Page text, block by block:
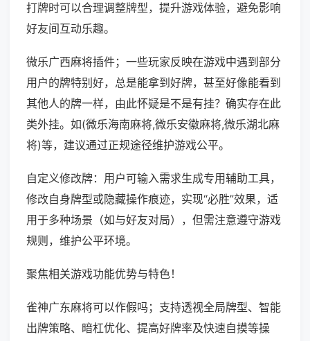
打牌时可以合理调整牌型，提升游戏体验，避免影响
好友间互动乐趣。
微乐广西麻将插件；一些玩家反映在游戏中遇到部分
用户的牌特别好，总是能拿到好牌，甚至好像能看到
其他人的牌一样，由此怀疑是不是有挂？确实存在此
类外挂。如(微乐海南麻将,微乐安徽麻将,微乐湖北麻
将)等，建议通过正规途径维护游戏公平。
自定义修改牌：用户可输入需求生成专用辅助工具，
修改自身牌型或隐藏操作痕迹，实现“必胜”效果，适
用于多种场景（如与好友对局），但需注意遵守游戏
规则，维护公平环境。
聚焦相关游戏功能优势与特色！
雀神广东麻将可以作假吗；支持透视全局牌型、智能
出牌策略、暗杠优化、提高好牌率及快速自摸等操